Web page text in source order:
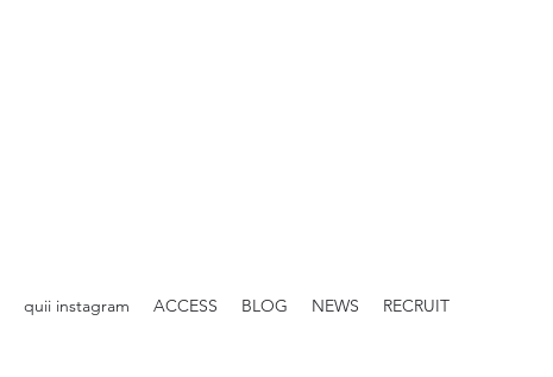
quii instagram ACCESS BLOG NEWS RECRUIT